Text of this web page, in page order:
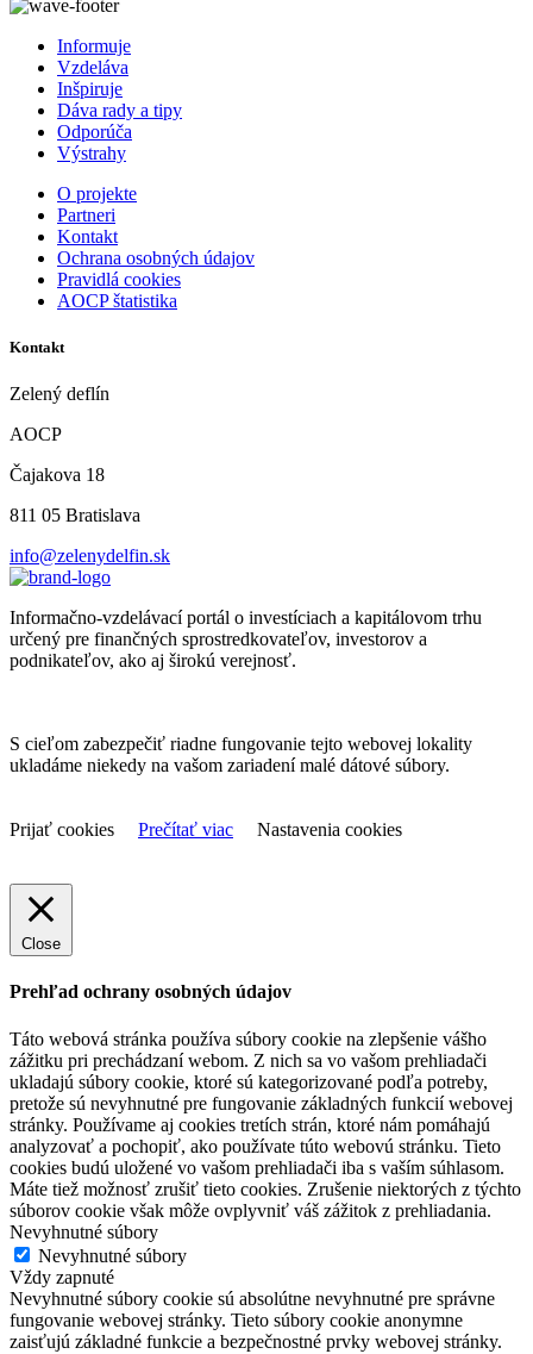
Informuje
Vzdeláva
Inšpiruje
Dáva rady a tipy
Odporúča
Výstrahy
O projekte
Partneri
Kontakt
Ochrana osobných údajov
Pravidlá cookies
AOCP štatistika
Kontakt
Zelený deflín
AOCP
Čajakova 18
811 05 Bratislava
info@zelenydelfin.sk
Informačno-vzdelávací portál o investíciach a kapitálovom trhu
určený pre finančných sprostredkovateľov, investorov a
podnikateľov, ako aj širokú verejnosť.
S cieľom zabezpečiť riadne fungovanie tejto webovej lokality
ukladáme niekedy na vašom zariadení malé dátové súbory.
Prijať cookies Prečítať viac Nastavenia cookies
Close
Prehľad ochrany osobných údajov
Táto webová stránka používa súbory cookie na zlepšenie vášho
zážitku pri prechádzaní webom. Z nich sa vo vašom prehliadači
ukladajú súbory cookie, ktoré sú kategorizované podľa potreby,
pretože sú nevyhnutné pre fungovanie základných funkcií webovej
stránky. Používame aj cookies tretích strán, ktoré nám pomáhajú
analyzovať a pochopiť, ako používate túto webovú stránku. Tieto
cookies budú uložené vo vašom prehliadači iba s vaším súhlasom.
Máte tiež možnosť zrušiť tieto cookies. Zrušenie niektorých z týchto
súborov cookie však môže ovplyvniť váš zážitok z prehliadania.
Nevyhnutné súbory
Nevyhnutné súbory
Vždy zapnuté
Nevyhnutné súbory cookie sú absolútne nevyhnutné pre správne
fungovanie webovej stránky. Tieto súbory cookie anonymne
zaisťujú základné funkcie a bezpečnostné prvky webovej stránky.